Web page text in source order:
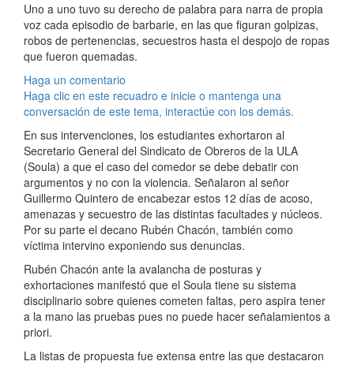
Uno a uno tuvo su derecho de palabra para narra de propia
voz cada episodio de barbarie, en las que figuran golpizas,
robos de pertenencias, secuestros hasta el despojo de ropas
que fueron quemadas.
Haga un comentario
Haga clic en este recuadro e inicie o mantenga una
conversación de este tema, interactúe con los demás.
En sus intervenciones, los estudiantes exhortaron al
Secretario General del Sindicato de Obreros de la ULA
(Soula) a que el caso del comedor se debe debatir con
argumentos y no con la violencia. Señalaron al señor
Guillermo Quintero de encabezar estos 12 días de acoso,
amenazas y secuestro de las distintas facultades y núcleos.
Por su parte el decano Rubén Chacón, también como
víctima intervino exponiendo sus denuncias.
Rubén Chacón ante la avalancha de posturas y
exhortaciones manifestó que el Soula tiene su sistema
disciplinario sobre quienes cometen faltas, pero aspira tener
a la mano las pruebas pues no puede hacer señalamientos a
priori.
La listas de propuesta fue extensa entre las que destacaron